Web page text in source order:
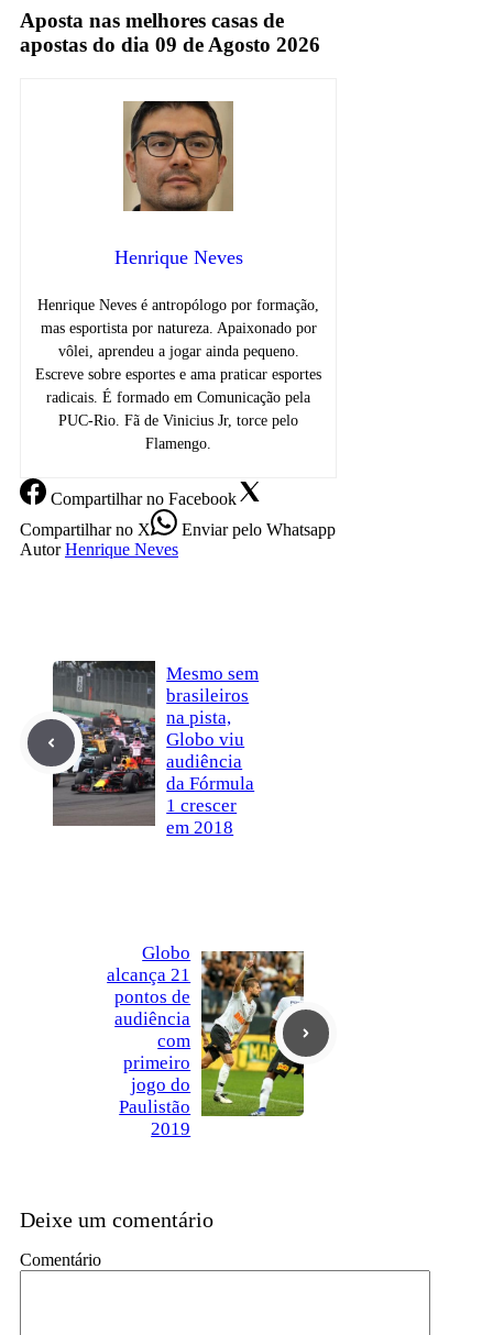
Aposta nas melhores casas de
apostas do dia 09 de Agosto 2026
Henrique Neves
Henrique Neves é antropólogo por formação,
mas esportista por natureza. Apaixonado por
vôlei, aprendeu a jogar ainda pequeno.
Escreve sobre esportes e ama praticar esportes
radicais. É formado em Comunicação pela
PUC-Rio. Fã de Vinicius Jr, torce pelo
Flamengo.
Compartilharno Facebook
Compartilharno X Enviarpelo Whatsapp
Autor Henrique Neves
Mesmo sem
brasileiros
na pista,
Globo viu
audiência
da Fórmula
1 crescer
em 2018
Globo
alcança 21
pontos de
audiência
com
primeiro
jogo do
Paulistão
2019
Deixe um comentário
Comentário